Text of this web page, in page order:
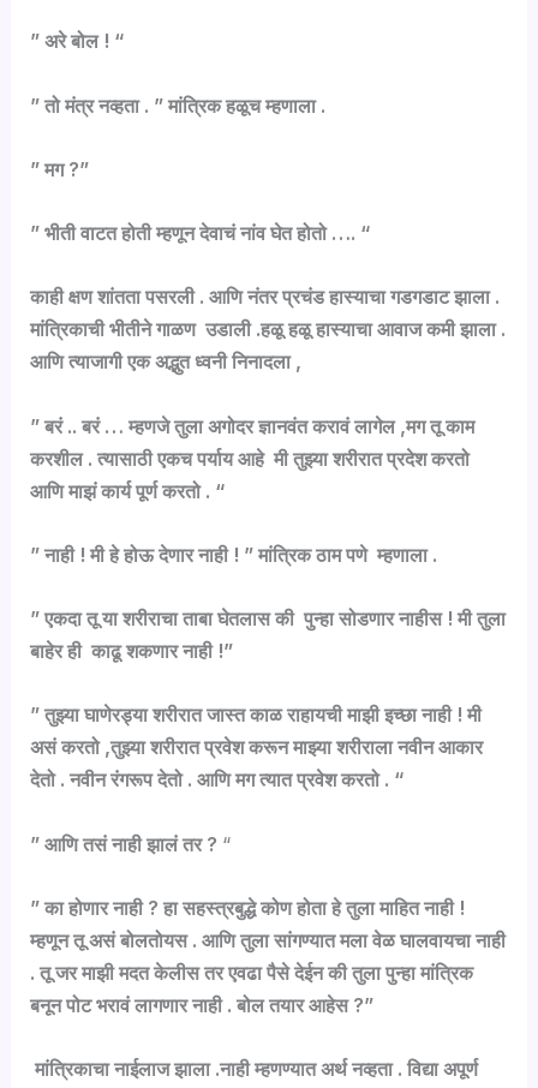
” अरे बोल ! “
” तो मंत्र नव्हता . ” मांत्रिक हळूच म्हणाला .
” मग ?”
” भीती वाटत होती म्हणून देवाचं नांव घेत होतो …. “
काही क्षण शांतता पसरली . आणि नंतर प्रचंड हास्याचा गडगडाट झाला .
मांत्रिकाची भीतीने गाळण उडाली .हळू हळू हास्याचा आवाज कमी झाला .
आणि त्याजागी एक अद्भुत ध्वनी निनादला ,
” बरं .. बरं … म्हणजे तुला अगोदर ज्ञानवंत करावं लागेल ,मग तू काम
करशील . त्यासाठी एकच पर्याय आहे मी तुझ्या शरीरात प्रदेश करतो
आणि माझं कार्य पूर्ण करतो . “
” नाही ! मी हे होऊ देणार नाही ! ” मांत्रिक ठाम पणे म्हणाला .
” एकदा तू या शरीराचा ताबा घेतलास की पुन्हा सोडणार नाहीस ! मी तुला
बाहेर ही काढू शकणार नाही !”
” तुझ्या घाणेरड्या शरीरात जास्त काळ राहायची माझी इच्छा नाही ! मी
असं करतो ,तुझ्या शरीरात प्रवेश करून माझ्या शरीराला नवीन आकार
देतो . नवीन रंगरूप देतो . आणि मग त्यात प्रवेश करतो . “
” आणि तसं नाही झालं तर ? “
” का होणार नाही ? हा सहस्त्रबुद्धे कोण होता हे तुला माहित नाही !
म्हणून तू असं बोलतोयस . आणि तुला सांगण्यात मला वेळ घालवायचा नाही
. तू जर माझी मदत केलीस तर एवढा पैसे देईन की तुला पुन्हा मांत्रिक
बनून पोट भरावं लागणार नाही . बोल तयार आहेस ?”
मांत्रिकाचा नाईलाज झाला .नाही म्हणण्यात अर्थ नव्हता . विद्या अपूर्ण